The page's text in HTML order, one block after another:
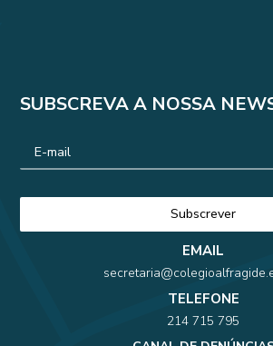
SUBSCREVA A NOSSA
EMAIL
TELEFONE
214 715 795